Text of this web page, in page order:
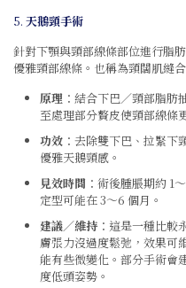
5. 天鵝頸手術
針對下顎與頸部線條部位進行脂
優雅頸部線條。也稱為頸闊肌縫
原理 ：結合下巴／頸部脂
至處理部分贅皮使頸部線條
功效 ：去除雙下巴、拉緊
優雅天鵝頸感。
見效時間 ：術後腫脹期約 1
定型可能在 3～6 個月。
建議／維持 ：這是一種比較
膚張力沒過度鬆弛，效果可
能有些微變化。部分手術會
度低頭姿勢。